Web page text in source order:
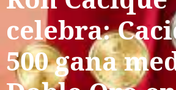
celebra:
500 gana